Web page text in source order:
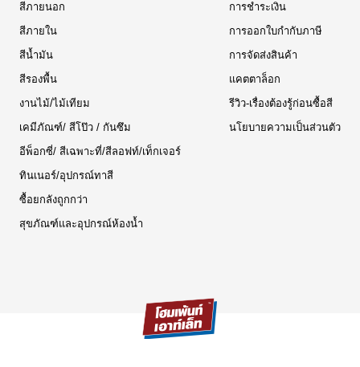
สีภายนอก
สีภายใน
สีน้ำมัน
สีรองพื้น
งานไม้/ไม้เทียม
เคมีภัณฑ์/ สีโป๊ว / กันซึม
อีพ็อกซี่/ สีเฉพาะที่/สีลอฟท์/เท็กเจอร์
ทินเนอร์/อุปกรณ์ทาสี
ซื้อยกลังถูกกว่า
สุขภัณฑ์และอุปกรณ์ห้องน้ำ
การชำระเงิน
การออกใบกำกับภาษี
การจัดส่งสินค้า
แคตตาล็อก
รีวิว-เรื่องต้องรู้ก่อนซื้อสี
นโยบายความเป็นส่วนตัว